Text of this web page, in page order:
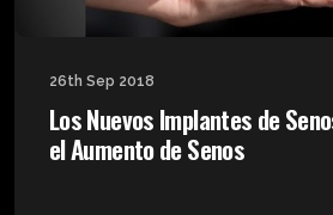
26th Sep 2018
Los Nuevos Implantes de
el Aumento de Senos